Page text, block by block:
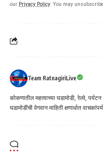
our Privacy Policy. You may
Team RatnagiriLive
कोकणातील महत्वाच्या घडामोडी, रेल्वे,
घडामोडींची वेगवान माहिती क्षणार्धात